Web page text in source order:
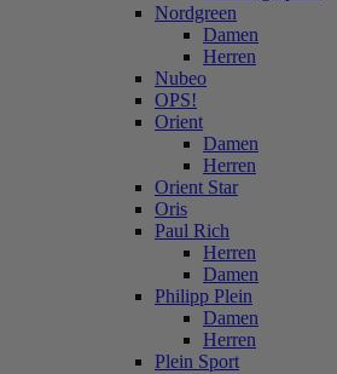
Nordgreen
Damen
Herren
Nubeo
OPS!
Orient
Damen
Herren
Orient Star
Oris
Paul Rich
Herren
Damen
Philipp Plein
Damen
Herren
Plein Sport